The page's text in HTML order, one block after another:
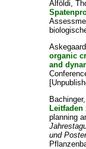
Alföldi,
organic
and
planning
und